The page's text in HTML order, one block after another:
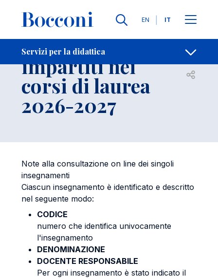
Lingue
EN IT
Servizi per la didattica
Briciole di pane
Insegnamenti
impartiti nei
corsi di laurea
2026-2027
Apri
Note alla consultazione on line dei singoli
insegnamenti
Ciascun insegnamento è identificato e descritto
nel seguente modo:
CODICE
numero che identifica univocamente
l'insegnamento
DENOMINAZIONE
DOCENTE RESPONSABILE
Per ogni insegnamento è stato indicato il